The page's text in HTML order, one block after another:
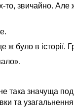
то, звичайно.
ж було в історії.
значуща
та